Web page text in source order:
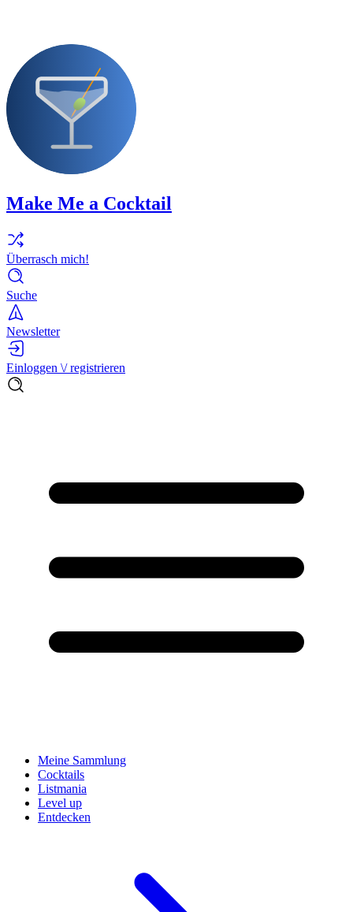
Make Me a Cocktail
Überrasch mich!
Suche
Newsletter
Einloggen \/ registrieren
Meine Sammlung
Cocktails
Listmania
Level up
Entdecken